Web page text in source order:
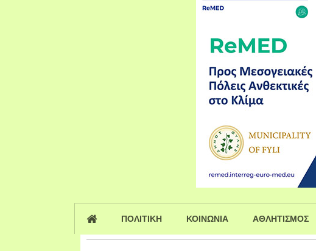
ΠΟΛΙΤΙΚΗ ΚΟΙΝΩΝΙΑ ΑΘΛΗΤΙΣΜΟΣ